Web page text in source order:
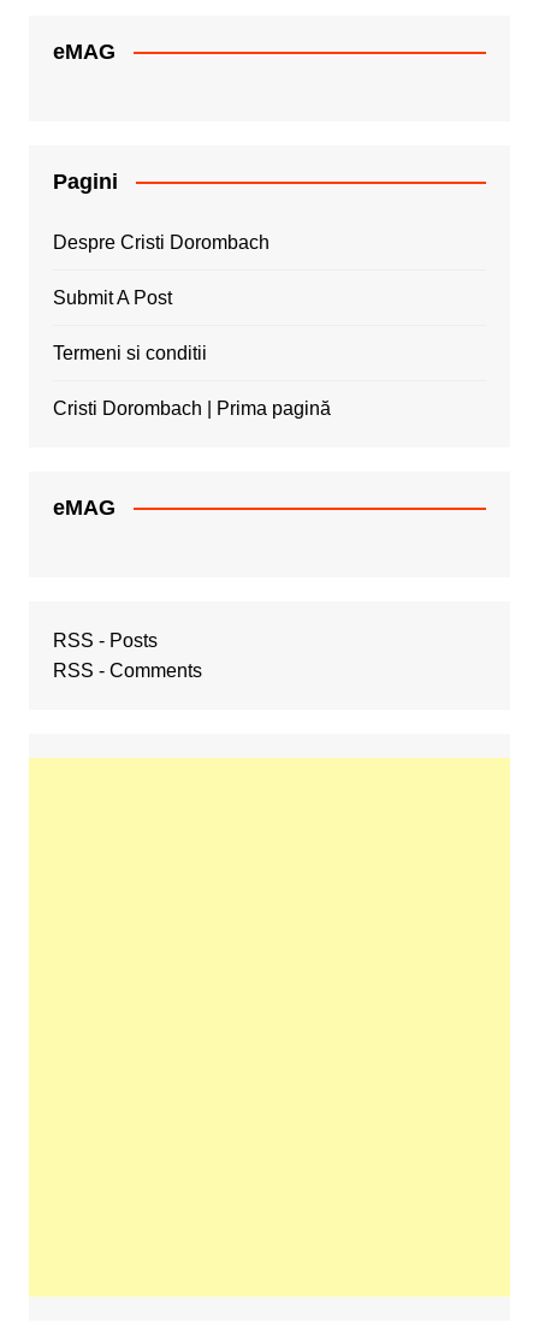
eMAG
Pagini
Despre Cristi Dorombach
Submit A Post
Termeni si conditii
Cristi Dorombach | Prima pagină
eMAG
RSS - Posts
RSS - Comments